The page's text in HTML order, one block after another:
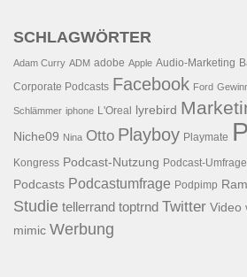
SCHLAGWÖRTER
Adam Curry ADM adobe Apple Audio-Marketing
Corporate Podcasts Facebook Ford
Schlämmer iphone L'Oreal lyrebird
Niche09 Nina Otto Playboy Playmate
Kongress Podcast-Nutzung Podcast-Umfrage
Podcasts Podcastumfrage Podpimp
Studie tellerrand toptrnd Twitter Video
mimic Werbung